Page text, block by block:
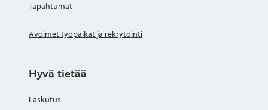
Tapahtumat
Avoimet työpaikat ja rekrytointi
Hyvä tietää
Laskutus